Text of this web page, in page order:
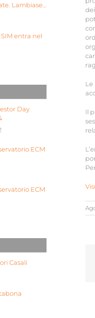
Le
Il
Lambiase:
Siu”
entra nel
Day
ECM
ECM
Casali